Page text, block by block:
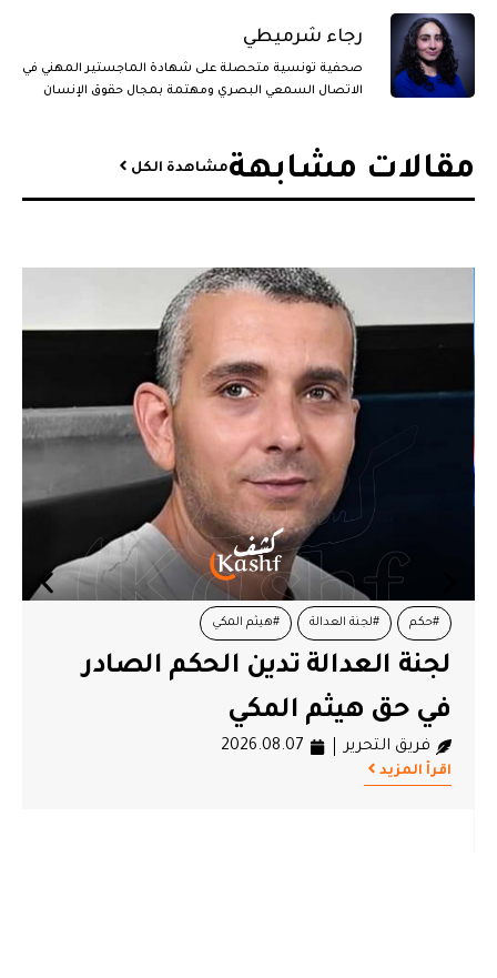
رجاء شرميطي
صحفية تونسية متحصلة على شهادة الماجستير المهني في
الاتصال السمعي البصري ومهتمة بمجال حقوق الإنسان
مقالات مشابهة​مشاهدة الكل
#حكم #لجنة العدالة #هيثم المكي
لجنة العدالة تدين الحكم الصادر
في حق هيثم المكي
فريق التحرير 2026.08.07
اقرأ المزيد